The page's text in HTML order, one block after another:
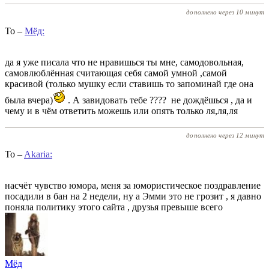
дополнено через 10 минут
To – Мёд:
да я уже писала что не нравишься ты мне, самодовольная,
самовлюблённая считающая себя самой умной ,самой
красивой (только мушку если ставишь то запоминай где она
была вчера)
. А завидовать тебе ???? не дождёшься , да и
чему и в чём ответить можешь или опять только ля,ля,ля
дополнено через 12 минут
To –Akаria:
насчёт чувство юмора, меня за юмористическое поздравление
посадили в бан на 2 недели, ну а Эмми это не грозит , я давно
поняла политику этого сайта , друзья превыше всего
Мёд